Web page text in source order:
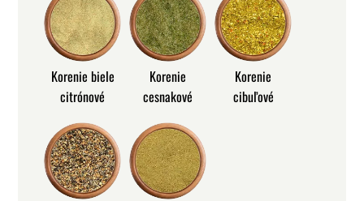
Korenie biele
citrónové
Korenie
cesnakové
Korenie
cibuľové